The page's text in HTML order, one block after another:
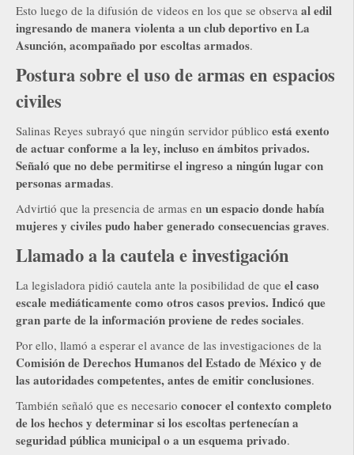
Esto luego de la difusión de videos en los que se observa al edil
ingresando de manera violenta a un club deportivo en La
Asunción, acompañado por escoltas armados.
Postura sobre el uso de armas en espacios
civiles
Salinas Reyes subrayó que ningún servidor público está exento
de actuar conforme a la ley, incluso en ámbitos privados.
Señaló que no debe permitirse el ingreso a ningún lugar con
personas armadas.
Advirtió que la presencia de armas en un espacio donde había
mujeres y civiles pudo haber generado consecuencias graves.
Llamado a la cautela e investigación
La legisladora pidió cautela ante la posibilidad de que el caso
escale mediáticamente como otros casos previos. Indicó que
gran parte de la información proviene de redes sociales.
Por ello, llamó a esperar el avance de las investigaciones de la
Comisión de Derechos Humanos del Estado de México y de
las autoridades competentes, antes de emitir conclusiones.
También señaló que es necesario conocer el contexto completo
de los hechos y determinar si los escoltas pertenecían a
seguridad pública municipal o a un esquema privado.